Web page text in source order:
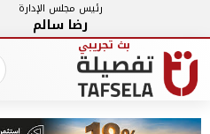
رئيس مجلس الإدارة
رضا سالم